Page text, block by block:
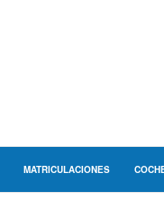
MATRICULACIONES